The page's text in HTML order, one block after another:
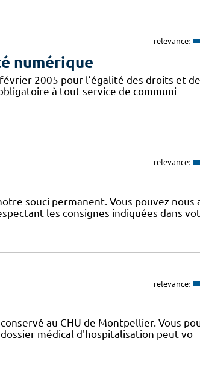
relevance:
numérique
2005 pour l’égalité des droits et
à tout service de communi
relevance:
souci permanent. Vous pouvez nous
les consignes indiquées dans
relevance:
au CHU de Montpellier. Vous
médical d'hospitalisation peut vo